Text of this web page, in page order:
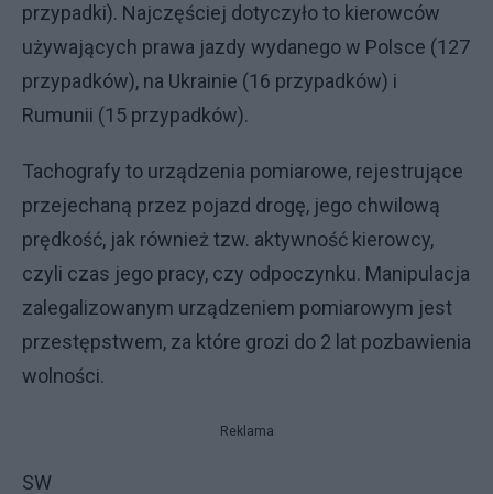
przypadki). Najczęściej dotyczyło to kierowców
używających prawa jazdy wydanego w Polsce (127
przypadków), na Ukrainie (16 przypadków) i
Rumunii (15 przypadków).
Tachografy to urządzenia pomiarowe, rejestrujące
przejechaną przez pojazd drogę, jego chwilową
prędkość, jak również tzw. aktywność kierowcy,
czyli czas jego pracy, czy odpoczynku. Manipulacja
zalegalizowanym urządzeniem pomiarowym jest
przestępstwem, za które grozi do 2 lat pozbawienia
wolności.
Reklama
SW